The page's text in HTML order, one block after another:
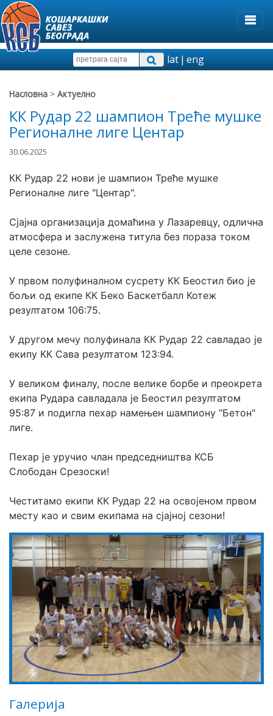
lat|eng
Насловна > Актуелно
КК Рудар 22 шампион Треће мушке
Регионалне лиге Центар
30.06.2025
КК Рудар 22 нови је шампион Треће мушке
Регионалне лиге "Центар".
Сјајна организација домаћина у Лазаревцу, одлична
атмосфера и заслужена титула без пораза током
целе сезоне.
У првом полуфиналном сусрету КК Беостил био је
бољи од екипе КК Беко Баскетбалл Котеж
резултатом 106:75.
У другом мечу полуфинала КК Рудар 22 савладао је
екипу КК Сава резултатом 123:94.
У великом финалу, после велике борбе и преокрета
екипа Рудара савладала је Беостил резултатом
95:87 и подигла пехар намењен шампиону "Бетон"
лиге.
Пехар је уручио члан председништва КСБ
Слободан Срезоски!
Честитамо екипи КК Рудар 22 на освојеном првом
месту као и свим екипама на сјајној сезони!
Галерија